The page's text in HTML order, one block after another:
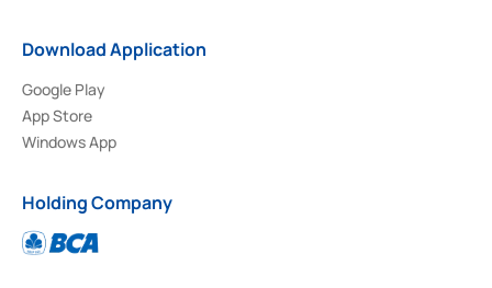
Download Application
Google Play
App Store
Windows App
Holding Company